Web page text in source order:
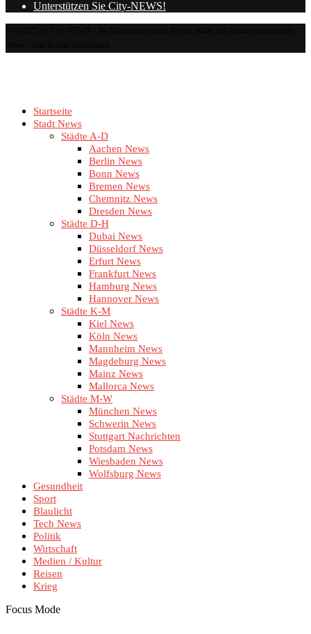
Unterstützen Sie City-NEWS!
Startseite
Stadt News
Städte A-D
Aachen News
Berlin News
Bonn News
Bremen News
Chemnitz News
Dresden News
Städte D-H
Dubai News
Düsseldorf News
Erfurt News
Frankfurt News
Hamburg News
Hannover News
Städte K-M
Kiel News
Köln News
Mannheim News
Magdeburg News
Mainz News
Mallorca News
Städte M-W
München News
Schwerin News
Stuttgart Nachrichten
Potsdam News
Wiesbaden News
Wolfsburg News
Gesundheit
Sport
Blaulicht
Tech News
Politik
Wirtschaft
Medien / Kultur
Reisen
Krieg
Focus Mode